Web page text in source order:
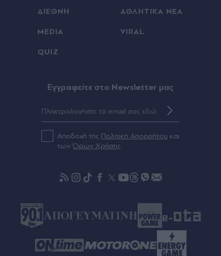
ΔΙΕΘΝΗ ΑΘΛΗΤΙΚΑ ΝΕΑ
MEDIA VIRAL
QUIZ
Eγγραφείτε στο Newsletter μας
Αποδοχή της Πολιτική Απορρήτου και
τωνΌρων Χρήσης